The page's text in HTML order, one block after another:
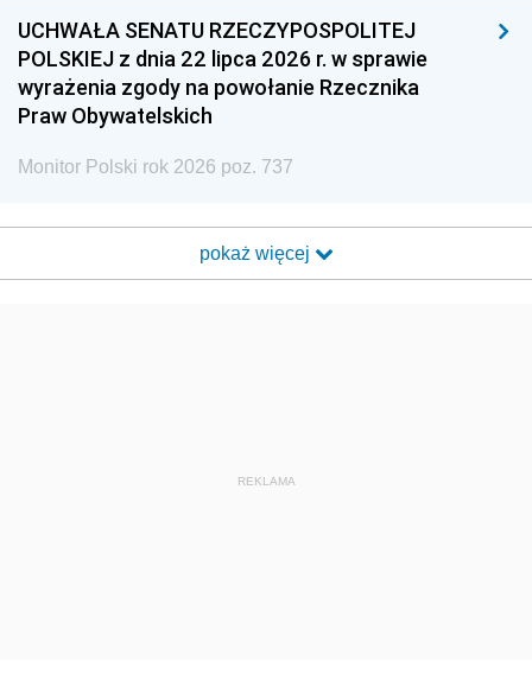
UCHWAŁA SENATU RZECZYPOSPOLITEJ
POLSKIEJ z dnia 22 lipca 2026 r. w sprawie
wyrażenia zgody na powołanie Rzecznika
Praw Obywatelskich
Monitor Polski rok 2026 poz. 737
pokaż więcej
REKLAMA